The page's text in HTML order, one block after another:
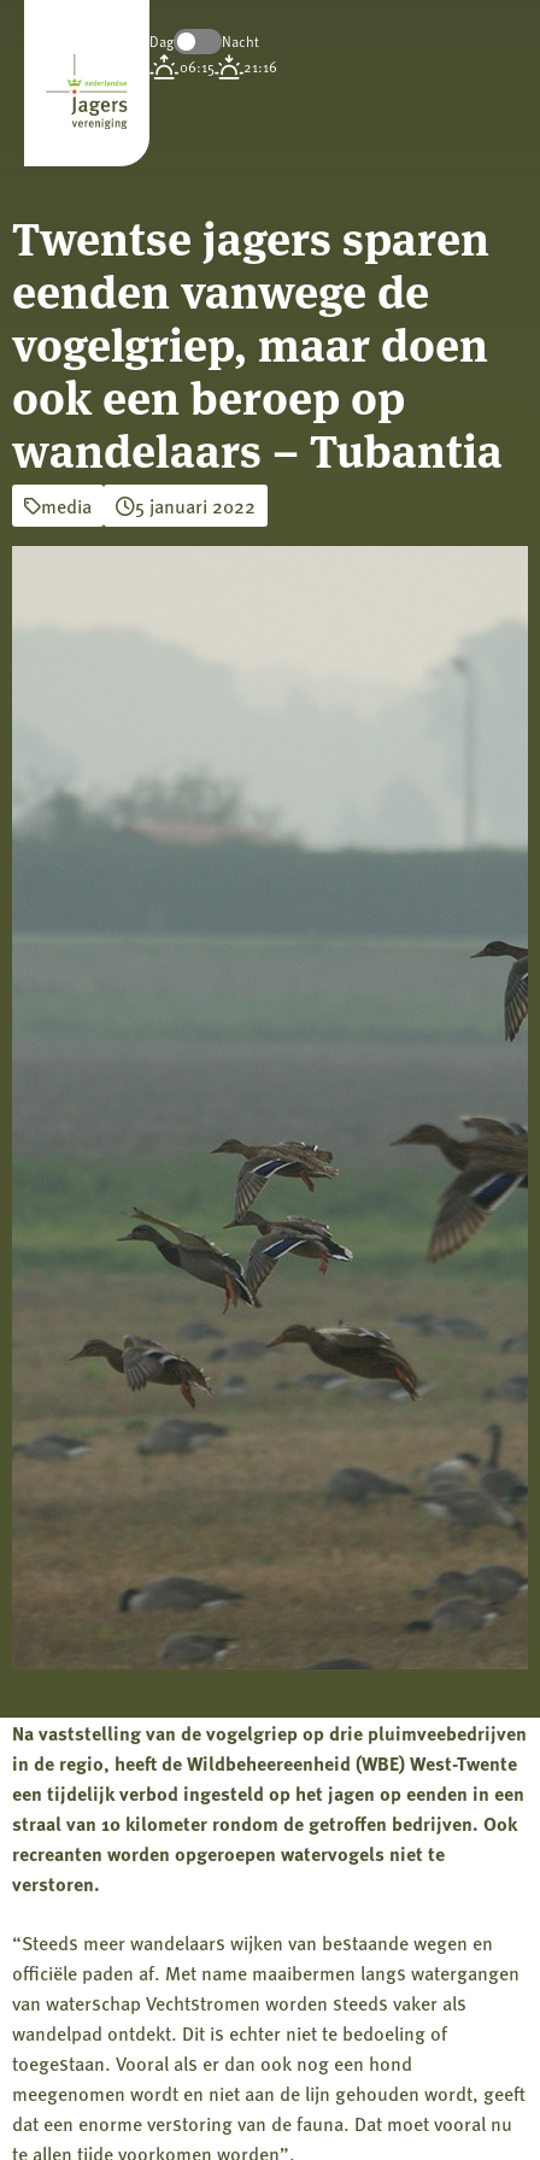
Koninklijke
Nederlandse
Jagersvereniging
Dag
Nacht
06:15
21:16
Twentse jagers sparen
eenden vanwege de
vogelgriep, maar doen
ook een beroep op
wandelaars – Tubantia
media 5 januari 2022
Na vaststelling van de vogelgriep op drie pluimveebedrijven
in de regio, heeft de Wildbeheereenheid (WBE) West-Twente
een tijdelijk verbod ingesteld op het jagen op eenden in een
straal van 10 kilometer rondom de getroffen bedrijven. Ook
recreanten worden opgeroepen watervogels niet te
verstoren.
“Steeds meer wandelaars wijken van bestaande wegen en
officiële paden af. Met name maaibermen langs watergangen
van waterschap Vechtstromen worden steeds vaker als
wandelpad ontdekt. Dit is echter niet te bedoeling of
toegestaan. Vooral als er dan ook nog een hond
meegenomen wordt en niet aan de lijn gehouden wordt, geeft
dat een enorme verstoring van de fauna. Dat moet vooral nu
te allen tijde voorkomen worden”.